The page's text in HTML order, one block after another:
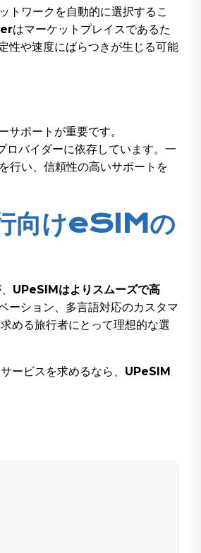
トワークを自動的に選択するこ
はマーケットプレイスであるた
性や速度にばらつきが生じる可能
ポートが重要です。
バイダーに依存しています。一
行い、信頼性の高いサポートを
向けeSIMの
UPeSIMはよりスムーズで高
ーション、多言語対応のカスタマ
める旅行者にとって理想的な選
ービスを求めるなら、 UPeSIM